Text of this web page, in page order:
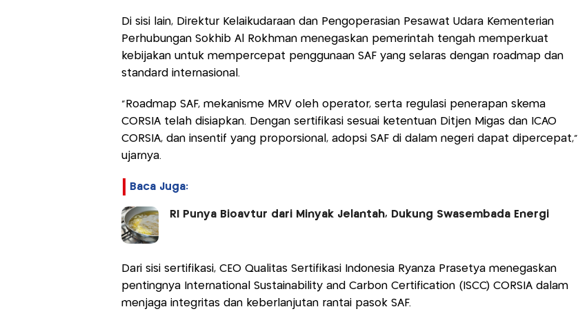
Di sisi lain, Direktur Kelaikudaraan dan Pengoperasian Pesawat Udara Kementerian
Perhubungan Sokhib Al Rokhman menegaskan pemerintah tengah memperkuat
kebijakan untuk mempercepat penggunaan SAF yang selaras dengan roadmap dan
standard internasional.
“Roadmap SAF, mekanisme MRV oleh operator, serta regulasi penerapan skema
CORSIA telah disiapkan. Dengan sertifikasi sesuai ketentuan Ditjen Migas dan ICAO
CORSIA, dan insentif yang proporsional, adopsi SAF di dalam negeri dapat dipercepat,”
ujarnya.
Baca Juga:
RI Punya Bioavtur dari Minyak Jelantah, Dukung Swasembada Energi
Dari sisi sertifikasi, CEO Qualitas Sertifikasi Indonesia Ryanza Prasetya menegaskan
pentingnya International Sustainability and Carbon Certification (ISCC) CORSIA dalam
menjaga integritas dan keberlanjutan rantai pasok SAF.